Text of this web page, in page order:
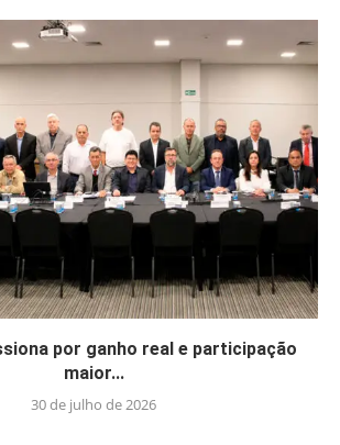
por ganho real e participação
maior...
30 de julho de 2026